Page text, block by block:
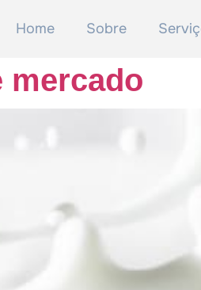
Home Sobre
mercado